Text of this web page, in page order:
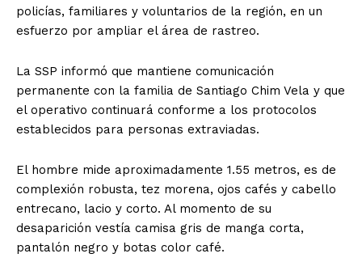
policías, familiares y voluntarios de la región, en un
esfuerzo por ampliar el área de rastreo.
La SSP informó que mantiene comunicación
permanente con la familia de Santiago Chim Vela y que
el operativo continuará conforme a los protocolos
establecidos para personas extraviadas.
El hombre mide aproximadamente 1.55 metros, es de
complexión robusta, tez morena, ojos cafés y cabello
entrecano, lacio y corto. Al momento de su
desaparición vestía camisa gris de manga corta,
pantalón negro y botas color café.